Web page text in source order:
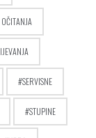
SERVISNE
STUPINE